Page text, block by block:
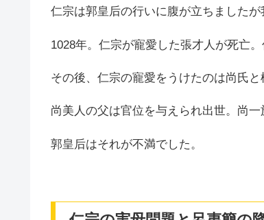
仁宗は郭皇后の行いに腹が立ちましたが
1028年。仁宗が寵愛した張才人が死亡
その後、仁宗の寵愛をうけたのは尚氏
尚美人の父は官位を与えられ出世。尚
郭皇后はそれが不満でした。